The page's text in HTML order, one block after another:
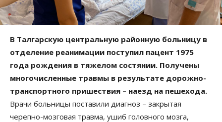
В Талгарскую центральную районную больницу в
отделение реанимации поступил пацент 1975
года рождения в тяжелом состянии. Получены
многочисленные травмы в результате дорожно-
транспортного пришествия – наезд на пешехода.
Врачи больницы поставили диагноз – закрытая
черепно-мозговая травма, ушиб головного мозга,